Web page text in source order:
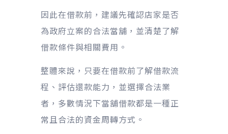
因此在借款前，建議先確認店家是否
為政府立案的合法當舖，並清楚了解
借款條件與相關費用。
整體來說，只要在借款前了解借款流
程、評估還款能力，並選擇合法業
者，多數情況下當舖借款都是一種正
常且合法的資金周轉方式。